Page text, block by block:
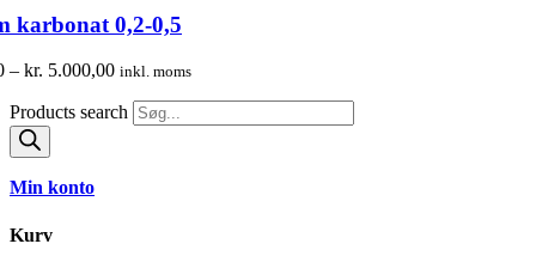
karbonat 0,2-0,5
– kr. 5.000,00 inkl. moms
Products search
Min konto
Kurv